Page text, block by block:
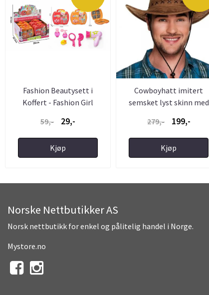
Fashion Beautysett i
Koffert - Fashion Girl
59,-
29,-
Kjøp
Cowboyhatt imitert
semsket lyst skinn med
279,- 199,-
Kjøp
Norske Nettbutikker AS
Norsk nettbutikk for enkel og pålitelig handel i Norge.
Mystore.no